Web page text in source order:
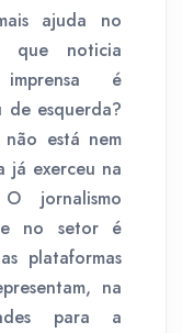
ajuda no
que noticia
é
esquerda?
está nem
já exerceu na
jornalismo
no setor é
plataformas
na
para a